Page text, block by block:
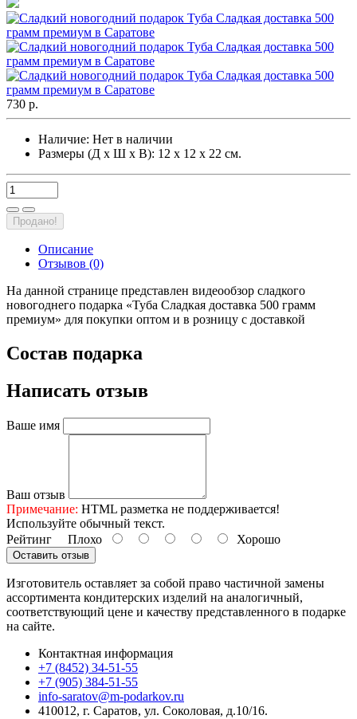
730 р.
Наличие: Нет в наличии
Размеры (Д х Ш х В): 12 х 12 х 22 см.
Продано!
Описание
Отзывов (0)
На данной странице представлен видеообзор сладкого
новогоднего подарка «Туба Сладкая доставка 500 грамм
премиум» для покупки оптом и в розницу с доставкой
Состав подарка
Написать отзыв
Ваше имя
Ваш отзыв
Примечание: HTML разметка не поддерживается!
Используйте обычный текст.
Рейтинг Плохо Хорошо
Оставить отзыв
Изготовитель оставляет за собой право частичной замены
ассортимента кондитерских изделий на аналогичный,
соответствующий цене и качеству представленного в подарке
на сайте.
Контактная информация
+7 (8452) 34-51-55
+7 (905) 384-51-55
info-saratov@m-podarkov.ru
410012, г. Саратов, ул. Соколовая, д.10/16.